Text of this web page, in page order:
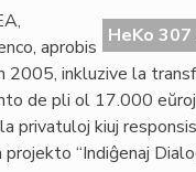
HeKo
aprobis
2005, inkluzive la
de pli ol 17.000
privatuloj kiuj
“Indiĝenaj